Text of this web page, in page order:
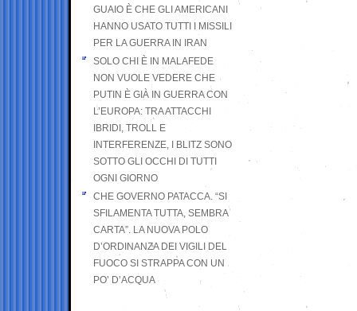
GUAIO È CHE GLI AMERICANI
HANNO USATO TUTTI I MISSILI
PER LA GUERRA IN IRAN
SOLO CHI È IN MALAFEDE
NON VUOLE VEDERE CHE
PUTIN È GIÀ IN GUERRA CON
L’EUROPA: TRA ATTACCHI
IBRIDI, TROLL E
INTERFERENZE, I BLITZ SONO
SOTTO GLI OCCHI DI TUTTI
OGNI GIORNO
CHE GOVERNO PATACCA. “SI
SFILAMENTA TUTTA, SEMBRA
CARTA”. LA NUOVA POLO
D’ORDINANZA DEI VIGILI DEL
FUOCO SI STRAPPA CON UN
PO’ D’ACQUA